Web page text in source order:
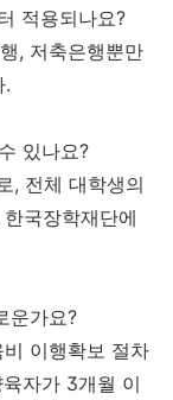
적용되나요?
, 저축은행뿐만
.
있나요?
, 전체 대학생의
국장학재단에
운가요?
이행확보 절차
자가 3개월 이